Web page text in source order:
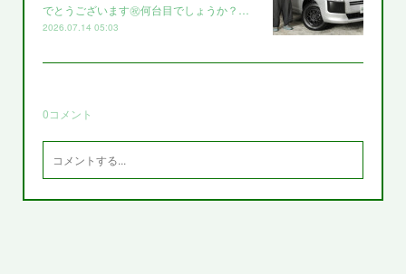
でとうございます㊗️何台目でしょうか？…
2026.07.14 05:03
0コメント